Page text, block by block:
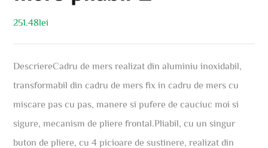
251.48lei
DescriereCadru de mers realizat din aluminiu inoxidabil,
transformabil din cadru de mers fix in cadru de mers cu
miscare pas cu pas, manere si pufere de cauciuc moi si
sigure, mecanism de pliere frontal.Pliabil, cu un singur
buton de pliere, cu 4 picioare de sustinere, realizat din